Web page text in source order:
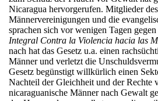
Nicaragua hervorgerufen. Mitglieder
Männervereinigungen und die
sprachen sich vor wenigen Tagen
Integral Contra la Violencia hacia las
nach hat das Gesetz u.a. einen
Männer und verletzt die
Gesetz begünstigt willkürlich einen
Nachteil der Gleichheit und der Rechte
nicaraguanische Männer nach Gewalt